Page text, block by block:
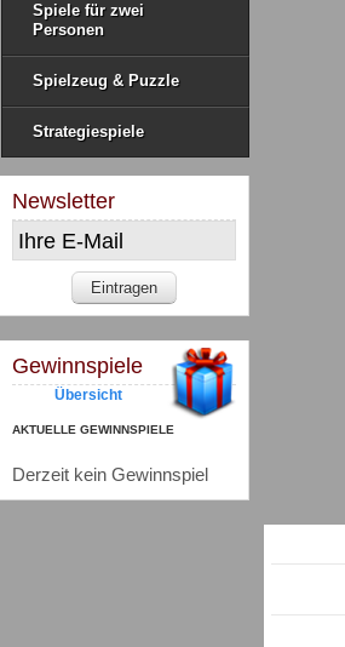
Spiele für zwei
Personen
Spielzeug & Puzzle
Strategiespiele
Newsletter
Gewinnspiele
Übersicht
AKTUELLE GEWINNSPIELE
Derzeit kein Gewinnspiel